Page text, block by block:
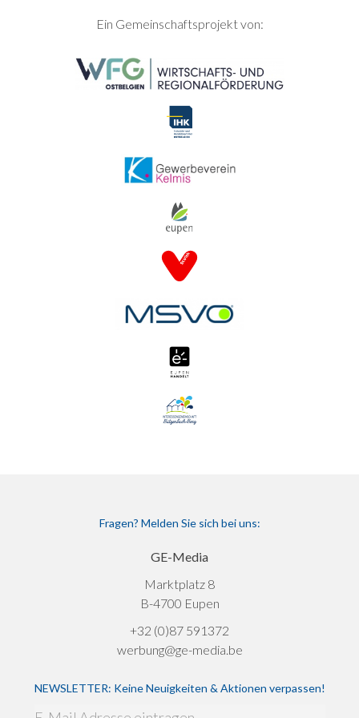
SEITENFUSSEin Gemeinschaftsprojekt von:
Fragen? Melden Sie sich bei uns:
GE-Media
Marktplatz 8
B-4700 Eupen
+32 (0)87 591372
werbung@ge-media.be
NEWSLETTER: Keine Neuigkeiten & Aktionen verpassen!